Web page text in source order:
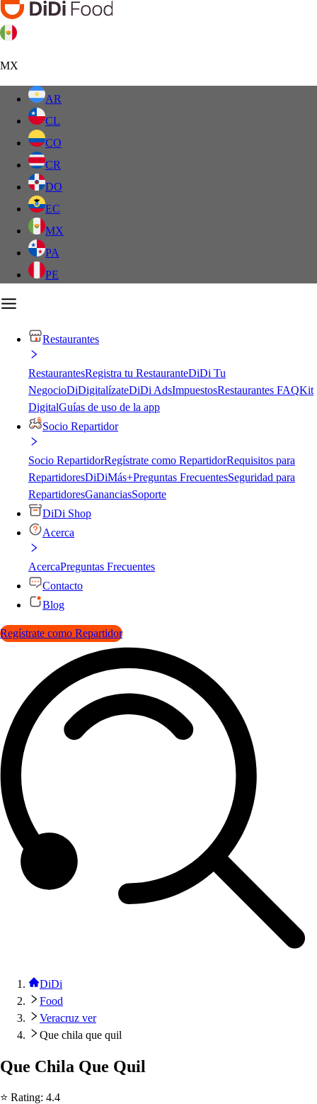
MX
AR
CL
CO
CR
DO
EC
MX
PA
PE
Restaurantes
RestaurantesRegistra tu RestauranteDiDi Tu
NegocioDiDigitalízateDiDi AdsImpuestosRestaurantes FAQKit
DigitalGuías de uso de la app
Socio Repartidor
Socio RepartidorRegístrate como RepartidorRequisitos para
RepartidoresDiDiMás+Preguntas FrecuentesSeguridad para
RepartidoresGananciasSoporte
DiDi Shop
Acerca
AcercaPreguntas Frecuentes
Contacto
Blog
Regístrate como Repartidor
DiDi
Food
Veracruz ver
Que chila que quil
Que Chila Que Quil
⭐ Rating: 4.4